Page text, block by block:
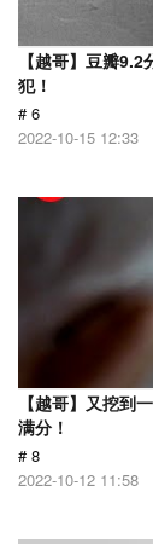
【越哥】豆瓣
犯！
# 6
2022-10-15 12:33
【越哥】又挖到
满分！
# 8
2022-10-12 11:58